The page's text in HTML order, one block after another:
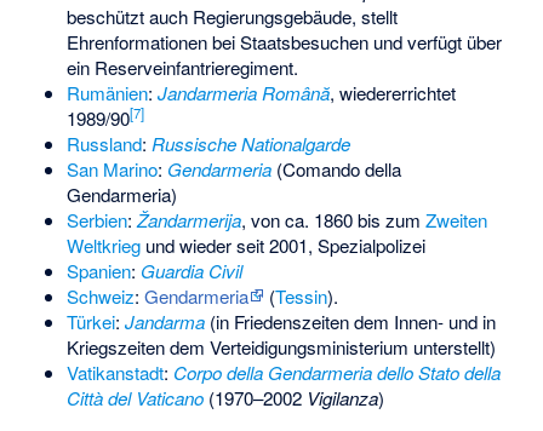
beschützt auch Regierungsgebäude, stellt
Ehrenformationen bei Staatsbesuchen und verfügt über
ein Reserveinfantrieregiment.
Rumänien: Jandarmeria Română, wiedererrichtet
1989/90[7]
Russland: Russische Nationalgarde
San Marino: Gendarmeria(Comando della
Gendarmeria)
Serbien: Žandarmerija, von ca. 1860 bis zum Zweiten
Weltkriegund wieder seit 2001, Spezialpolizei
Spanien: Guardia Civil
Schweiz: Gendarmeria (Tessin).
Türkei: Jandarma(in Friedenszeiten dem Innen- und in
Kriegszeiten dem Verteidigungsministerium unterstellt)
Vatikanstadt: Corpo della Gendarmeria dello Stato della
Città del Vaticano(1970–2002 Vigilanza)